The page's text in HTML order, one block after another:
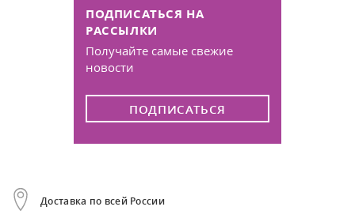
ПОДПИСАТЬСЯ НА
РАССЫЛКИ
Получайте самые свежие
новости
ПОДПИСАТЬСЯ
Доставка по всей России